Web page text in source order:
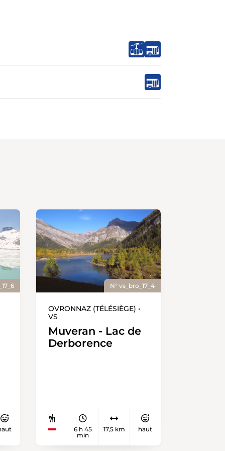
N° vs_bro_17_4
OVRONNAZ (TÉLÉSIÈGE) •
VS
Muveran - Lac de
Derborence
6 h 45
min
17,5 km haut